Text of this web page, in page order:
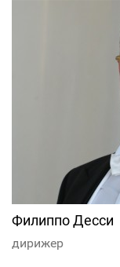
Филиппо Десси
дирижер